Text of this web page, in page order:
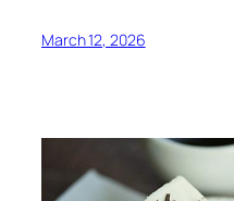
March 12, 2026